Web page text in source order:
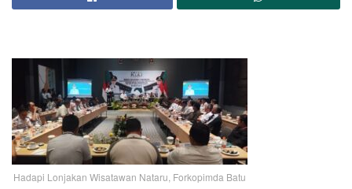
Hadapi Lonjakan Wisatawan Nataru, Forkopimda Batu